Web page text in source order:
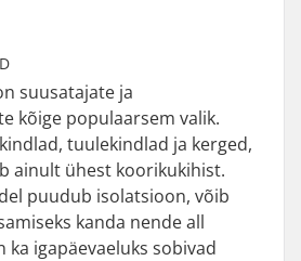
suusatajate ja
kõige populaarsem valik.
tuulekindlad ja kerged,
ainult ühest koorikukihist.
puudub isolatsioon, võib
kanda nende all
ka igapäevaeluks sobivad